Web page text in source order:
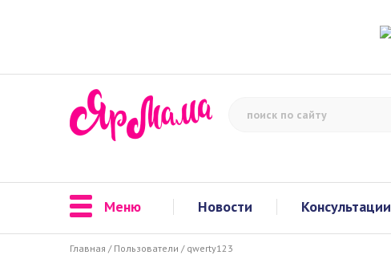
Меню Новости Консультации
Главная / Пользователи / qwerty123